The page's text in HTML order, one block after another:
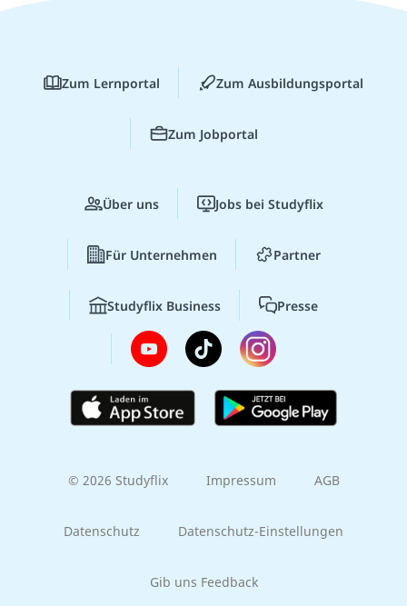
Zum Lernportal Zum Ausbildungsportal
Zum Jobportal
Über uns Jobs bei Studyflix
Für Unternehmen Partner
Studyflix Business Presse
© 2026 Studyflix Impressum AGB
Datenschutz Datenschutz-Einstellungen
Gib uns Feedback